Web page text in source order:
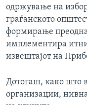
одржување на
граѓанското
формирање преодна
имплементира
извештајот на
Дотогаш, како што
организации,